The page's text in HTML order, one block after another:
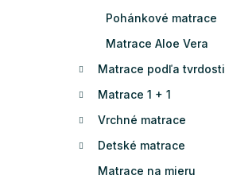
Pohánkové matrace
Matrace Aloe Vera
Matrace podľa tvrdosti
Matrace 1 + 1
Vrchné matrace
Detské matrace
Matrace na mieru